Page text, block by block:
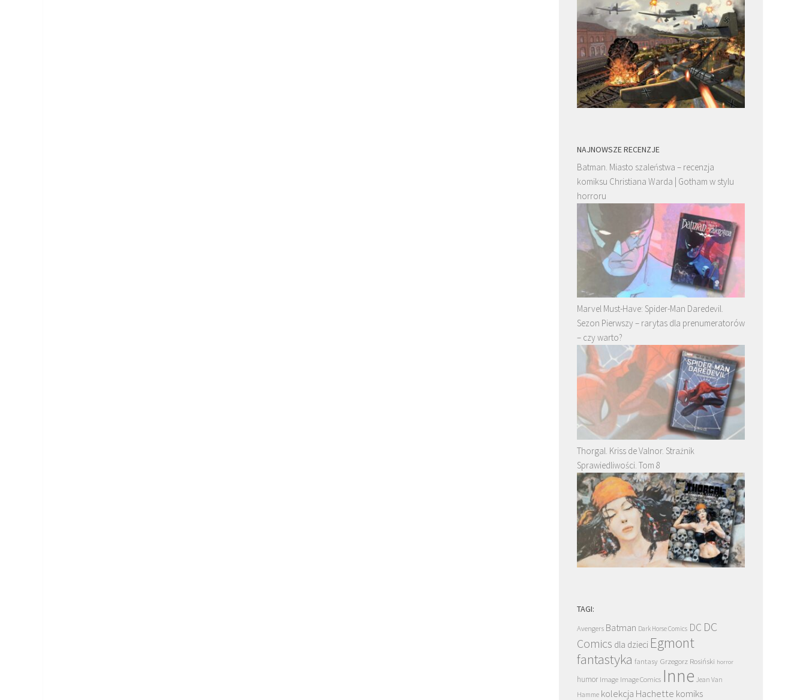
NAJNOWSZE RECENZJE
Batman. Miasto szaleństwa – recenzja
komiksu Christiana Warda | Gotham w stylu
horroru
Marvel Must-Have: Spider-Man Daredevil.
Sezon Pierwszy – rarytas dla prenumeratorów
– czy warto?
Thorgal. Kriss de Valnor. Strażnik
Sprawiedliwości. Tom 8
TAGI:
Avengers Batman Dark Horse Comics DC DC
Comics dla dzieci Egmont
fantastyka fantasy Grzegorz Rosiński horror
humor Image Image Comics Inne Jean Van
Hamme kolekcja Hachette komiks